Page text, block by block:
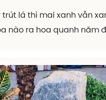
trút lá thì mai xanh vẫn
nào ra hoa quanh năm